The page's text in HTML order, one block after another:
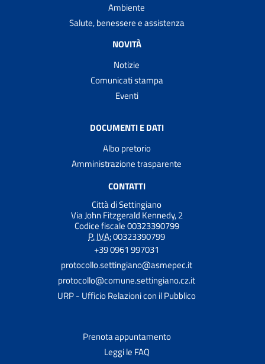
Ambiente
Salute, benessere e assistenza
NOVITÀ
Notizie
Comunicati stampa
Eventi
DOCUMENTI E DATI
Albo pretorio
Amministrazione trasparente
CONTATTI
Città di Settingiano
Via John Fitzgerald Kennedy, 2
Codice fiscale 00323390799
P. IVA:00323390799
+39 0961 997031
protocollo.settingiano@asmepec.it
protocollo@comune.settingiano.cz.it
URP - Ufficio Relazioni con il Pubblico
Prenota appuntamento
Leggi le FAQ